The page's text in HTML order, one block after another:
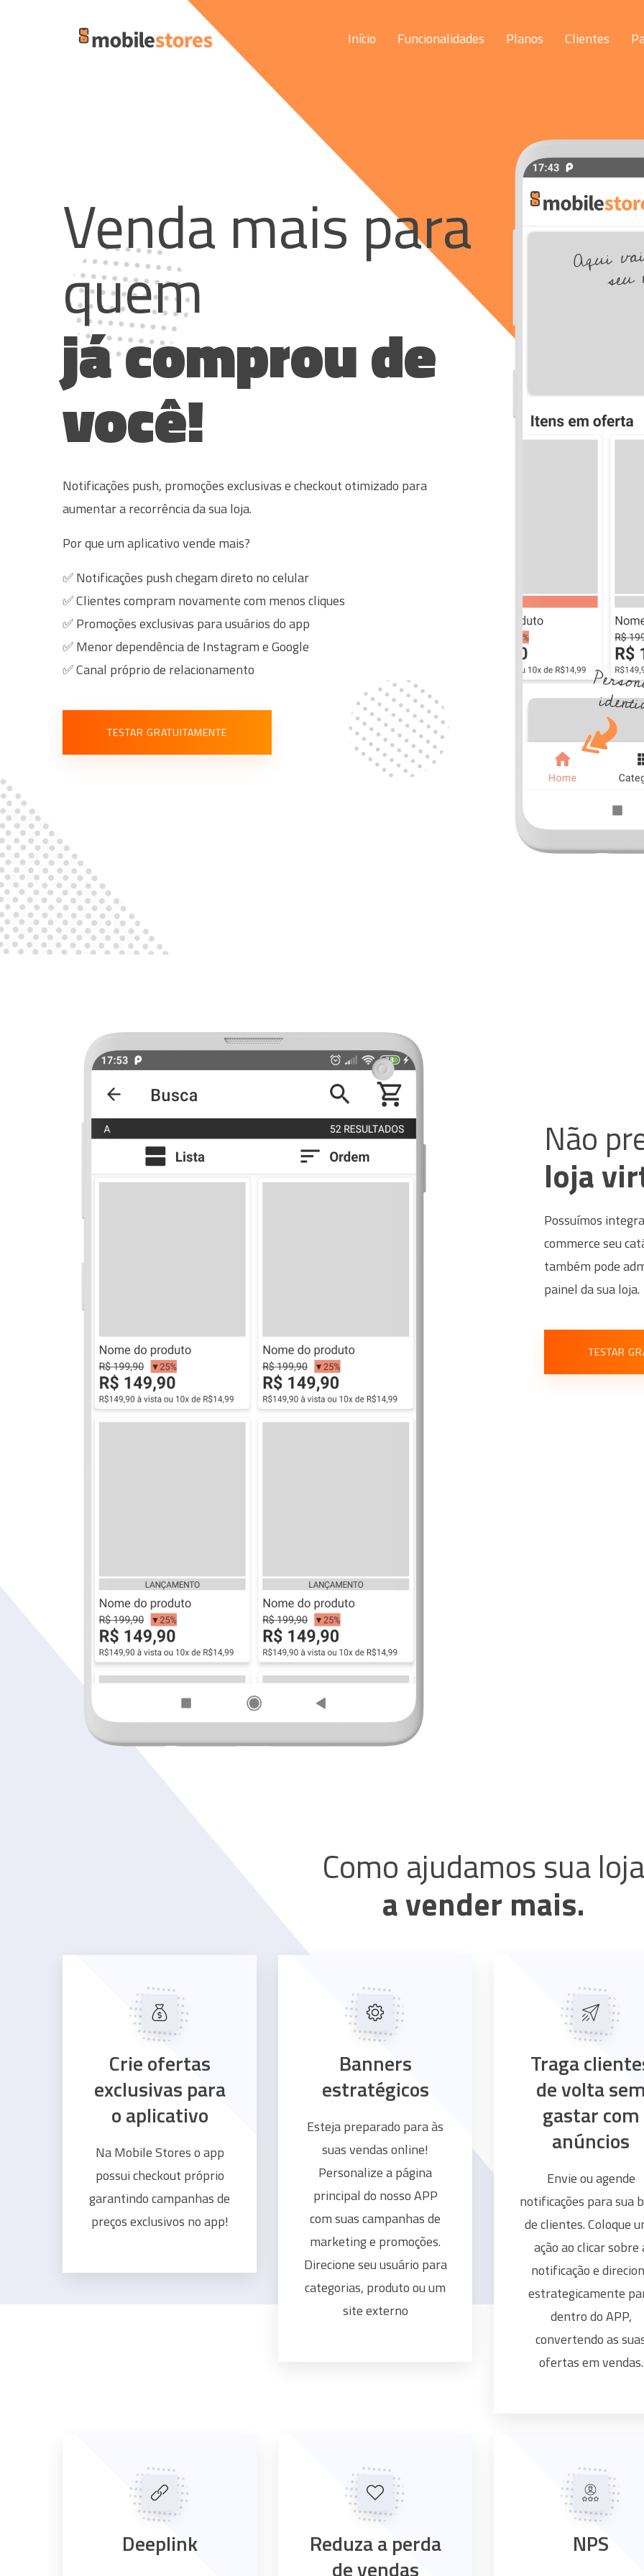
Início Funcionalidades Planos Clientes
Venda mais para
quem
já comprou de
você!
Notificações push, promoções exclusivas e checkout otimizado para
aumentar a recorrência da sua loja.
Por que um aplicativo vende mais?
✅ Notificações push chegam direto no celular
✅ Clientes compram novamente com menos cliques
✅ Promoções exclusivas para usuários do app
✅ Menor dependência de Instagram e Google
✅ Canal próprio de relacionamento
TESTAR GRATUITAMENTE
Não
loja
Possuímos
commerce seu
também pode
painel da sua loja.
TESTAR
Como ajudamos sua loja
a vender mais.
Crie ofertas
exclusivas para
o aplicativo
Na Mobile Stores o app
possui checkout próprio
garantindo campanhas de
preços exclusivos no app!
Banners
estratégicos
Esteja preparado para às
suas vendas online!
Personalize a página
principal do nosso APP
com suas campanhas de
marketing e promoções.
Direcione seu usuário para
categorias, produto ou um
site externo
Traga
de volta
gastar com
anúncios
Envie ou agende
notificações para sua
de clientes. Coloque
ação ao clicar sobre
notificação e
estrategicamente
dentro do APP,
convertendo as
ofertas em vendas.
Deeplink
Reduza a perda
de vendas
NPS